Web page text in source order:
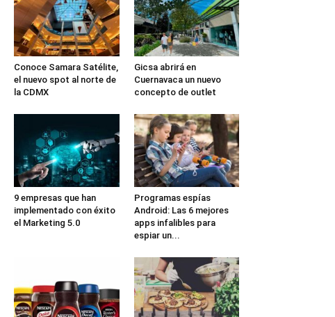
Conoce Samara Satélite,
el nuevo spot al norte de
la CDMX
Gicsa abrirá en
Cuernavaca un nuevo
concepto de outlet
9 empresas que han
implementado con éxito
el Marketing 5.0
Programas espías
Android: Las 6 mejores
apps infalibles para
espiar un...